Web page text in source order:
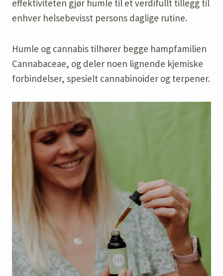
effektiviteten gjør humle til et verdifullt tillegg til
enhver helsebevisst persons daglige rutine.
Humle og cannabis tilhører begge hampfamilien
Cannabaceae, og deler noen lignende kjemiske
forbindelser, spesielt cannabinoider og terpener.